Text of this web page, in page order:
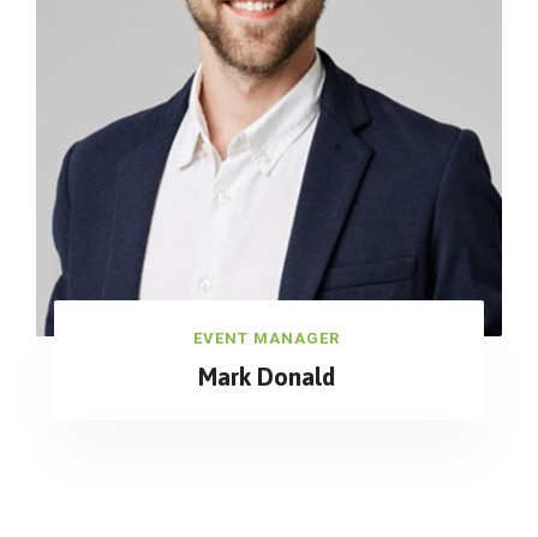
EVENT MANAGER
Mark Donald